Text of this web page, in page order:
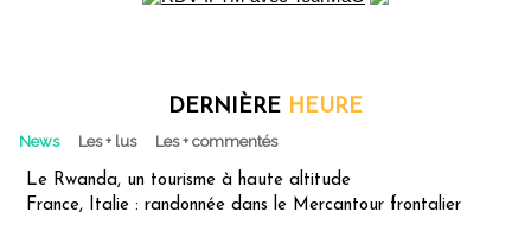
DERNIÈRE HEURE
News Les + lus Les + commentés
Le Rwanda, un tourisme à haute altitude
France, Italie : randonnée dans le Mercantour frontalier